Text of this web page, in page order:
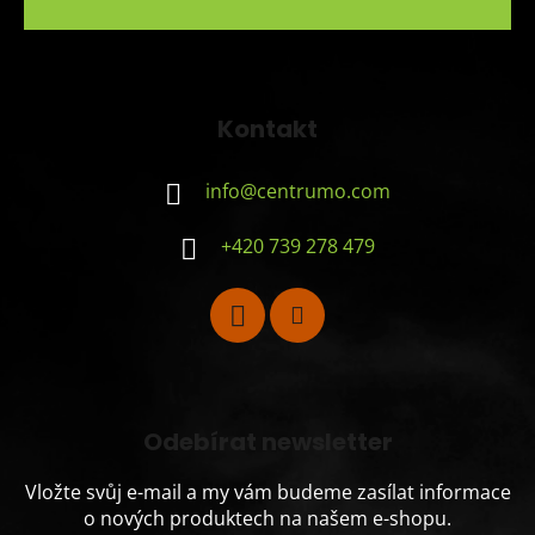
Kontakt
info@centrumo.com
+420 739 278 479
Odebírat newsletter
Vložte svůj e-mail a my vám budeme zasílat informace
o nových produktech na našem e-shopu.